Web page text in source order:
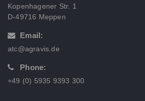
Kopenhagener Str. 1
D-49716 Meppen
Email:
atc@agravis.de
Phone:
+49 (0) 5935 9393 300